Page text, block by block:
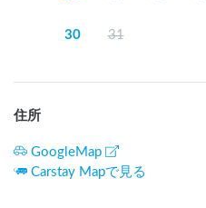
30 31
住所
GoogleMap
Carstay Mapで見る